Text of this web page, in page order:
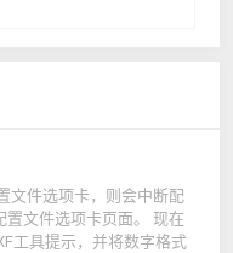
文件选项卡，则会中断配
置文件选项卡页面。 现在
工具提示，并将数字格式